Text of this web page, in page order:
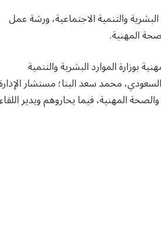
وزارة الموارد البشرية والتنمية الاجتماعية، ورشة عمل
المهنية.
بوزارة الموارد البشرية والتنمية
محمد سعد البنا؛ مستشار
المهنية، فيما يحاروهم ويدير اللقاء